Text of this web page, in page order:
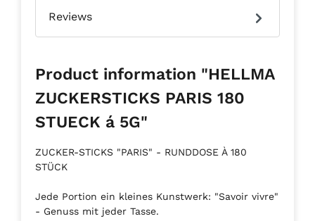
Reviews
Product information "HELLMA
ZUCKERSTICKS PARIS 180
STUECK á 5G"
ZUCKER-STICKS "PARIS" - RUNDDOSE À 180
STÜCK
Jede Portion ein kleines Kunstwerk: "Savoir vivre"
- Genuss mit jeder Tasse.